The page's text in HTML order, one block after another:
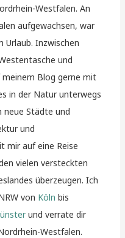
Westfalen. An
aufgewachsen, war
Urlaub. Inzwischen
und
Blog gerne mit
in der Natur unterwegs
neue Städte und
und
mir auf eine Reise
vielen versteckten
überzeugen. Ich
von Köln bis
und verrate dir
Westfalen.